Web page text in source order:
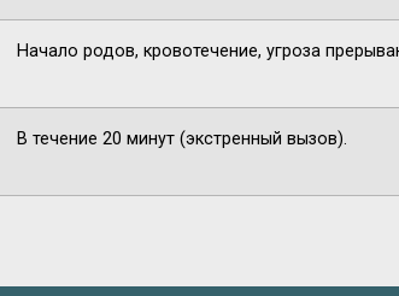
Начало родов, кровотечение, угроза
В течение 20 минут (экстренный вызов).